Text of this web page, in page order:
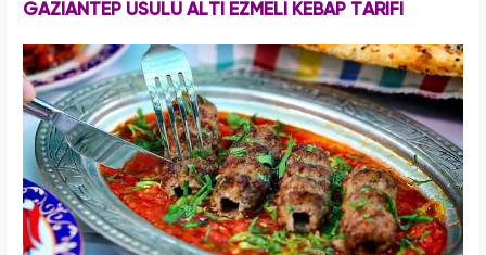
GAZİANTEP USULÜ ALTI EZMELİ KEBAP TARİFİ